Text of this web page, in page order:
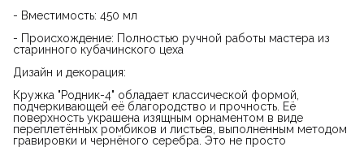
- Вместимость: 450 мл
- Происхождение: Полностью ручной работы мастера из
старинного кубачинского цеха
Дизайн и декорация:
Кружка "Родник-4" обладает классической формой,
подчеркивающей её благородство и прочность. Её
поверхность украшена изящным орнаментом в виде
переплетённых ромбиков и листьев, выполненным методом
гравировки и чернёного серебра. Это не просто